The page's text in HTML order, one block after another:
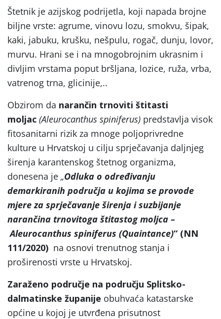
Štetnik je azijskog podrijetla, koji napada brojne
biljne vrste: agrume, vinovu lozu, smokvu, šipak,
kaki, jabuku, krušku, nešpulu, rogač, dunju, lovor,
murvu. Hrani se i na mnogobrojnim ukrasnim i
divljim vrstama poput bršljana, lozice, ruža, vrba,
vatrenog trna, glicinije,..
Obzirom da narančin trnoviti štitasti
moljac (Aleurocanthus spiniferus) predstavlja visok
fitosanitarni rizik za mnoge poljoprivredne
kulture u Hrvatskoj u cilju sprječavanja daljnjeg
širenja karantenskog štetnog organizma,
donesena je „Odluka o određivanju
demarkiranih područja u kojima se provode
mjere za sprječavanje širenja i suzbijanje
narančina trnovitoga štitastog moljca –
Aleurocanthus spiniferus (Quaintance)“ (NN
111/2020) na osnovi trenutnog stanja i
proširenosti vrste u Hrvatskoj.
Zaraženo područje na području Splitsko-
dalmatinske županije obuhvaća katastarske
općine u kojoj je utvrđena prisutnost